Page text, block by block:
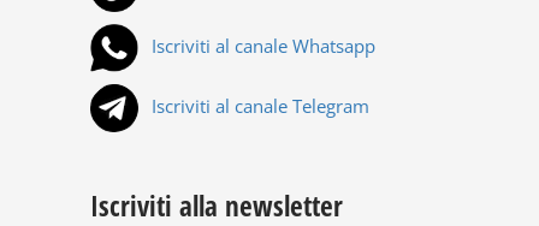
Iscriviti al canale Whatsapp
Iscriviti al canale Telegram
Iscriviti alla newsletter